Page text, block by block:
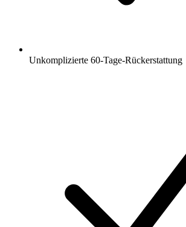
Unkomplizierte 60-Tage-Rückerstattung